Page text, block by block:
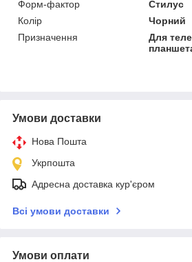
Форм-фактор
Стилус
Колір
Чорний
Призначення
Для
Умови доставки
Нова Пошта
Укрпошта
Адресна доставка кур'єром
Всі умови доставки
Умови оплати